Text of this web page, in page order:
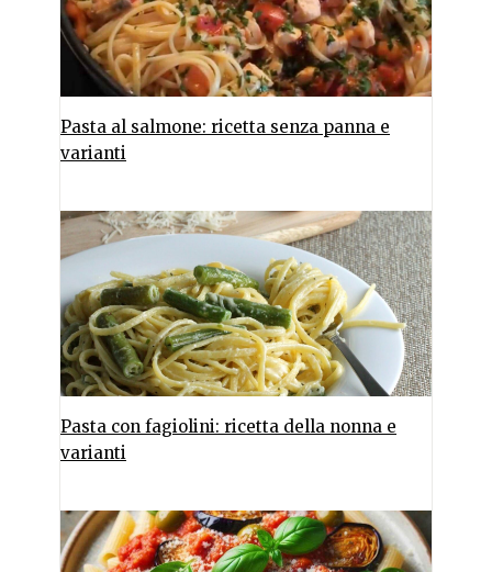
Pasta al salmone: ricetta senza panna e
varianti
Pasta con fagiolini: ricetta della nonna e
varianti